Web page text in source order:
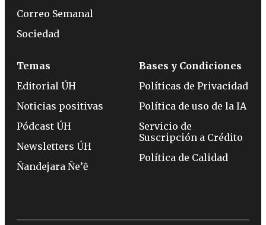
Correo Semanal
Sociedad
Temas
Editorial ÚH
Noticias positivas
Pódcast ÚH
Newsletters ÚH
Ñandejara Ñe’ẽ
Bases y Condiciones
Políticas de Privacidad
Política de uso de la IA
Servicio de
Suscripción a Crédito
Política de Calidad